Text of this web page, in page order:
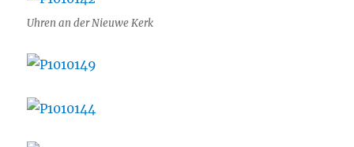
Uhren an der Nieuwe Kerk